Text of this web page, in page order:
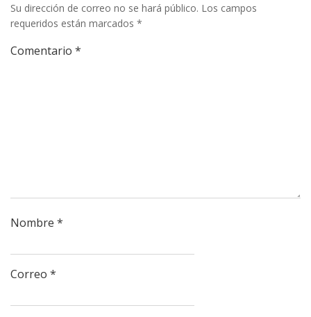
Su dirección de correo no se hará público. Los campos
requeridos están marcados *
Comentario *
Nombre *
Correo *